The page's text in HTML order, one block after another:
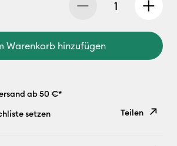
Warenkorb hinzufügen
ab 50 €*
setzen
Teilen